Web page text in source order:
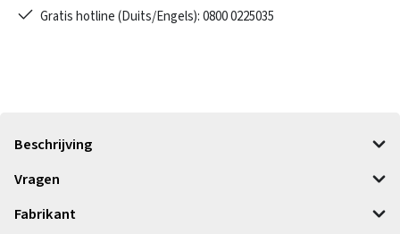
Gratis hotline (Duits/Engels): 0800 0225035
Beschrijving
Vragen
Fabrikant